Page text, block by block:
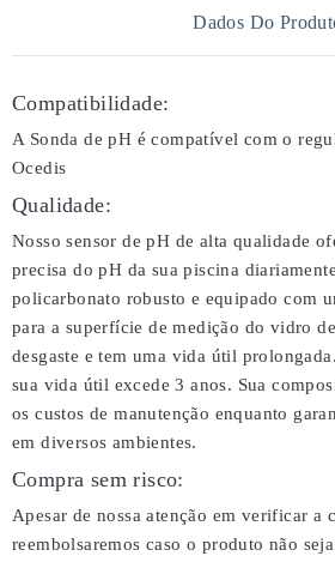
Dados Do
Compatibilidade:
A Sonda de pH é compatível com o
Ocedis
Qualidade:
Nosso sensor de pH de alta qualidade
precisa do pH da sua piscina
policarbonato robusto e equipado com
para a superfície de medição do vidro
desgaste e tem uma vida útil
sua vida útil excede 3 anos. Sua
os custos de manutenção enquanto
em diversos ambientes.
Compra sem risco:
Apesar de nossa atenção em verificar a
reembolsaremos caso o produto não